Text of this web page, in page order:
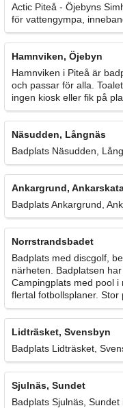
Actic Piteå - Öjebyns
för vattengympa,
Hamnviken, Öjebyn
Hamnviken i Piteå är
och passar för alla.
ingen kiosk eller fik på
Näsudden, Långnäs
Badplats Näsudden,
Ankargrund,
Badplats Ankargrund,
Norrstrandsbadet
Badplats med discgolf,
närheten. Badplatsen
Campingplats med pool
flertal fotbollsplaner. Stor
Lidträsket, Svensbyn
Badplats Lidträsket,
Sjulnäs, Sundet
Badplats Sjulnäs,